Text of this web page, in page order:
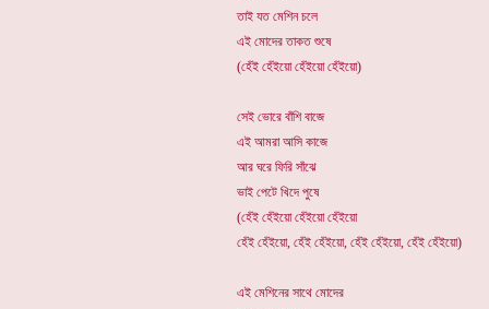
তাই যত মেশিন চলে
এই মোদের তাকত শুষে
(হেঁই হেঁইয়ো হেঁইয়ো হেঁইয়ো)
সেই ভোরে বাঁশি বাজে
এই আমরা আসি কাজে
আর ঘরে ফিরি সাঁঝে
ভাই পেটে খিদে পুষে
(হেঁই হেঁইয়ো হেঁইয়ো হেঁইয়ো
হেঁই হেঁইয়ো, হেঁই হেঁইয়ো, হেঁই হেঁইয়ো, হেঁই হেঁইয়ো)
এই মেশিনের সাথে মোদের